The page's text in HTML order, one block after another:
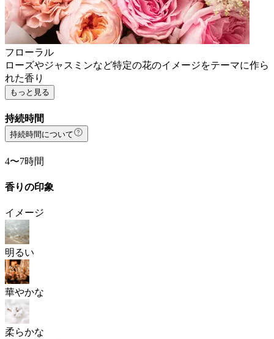
フローラル
ローズやジャスミンなど特定の花のイメージをテーマに作ら
れた香り
もっと見る
持続時間
持続時間について
4〜7時間
香りの印象
イメージ
明るい
華やかな
柔らかな